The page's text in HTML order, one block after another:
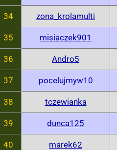
34 zona_krolamulti
35 misiaczek901
36 Andro5
37 pocelujmyw10
38 tczewianka
39 dunca125
40 marek62